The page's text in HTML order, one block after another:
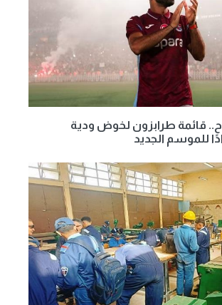
قائمة طرابزون لخوض ودية
للموسم الجديد